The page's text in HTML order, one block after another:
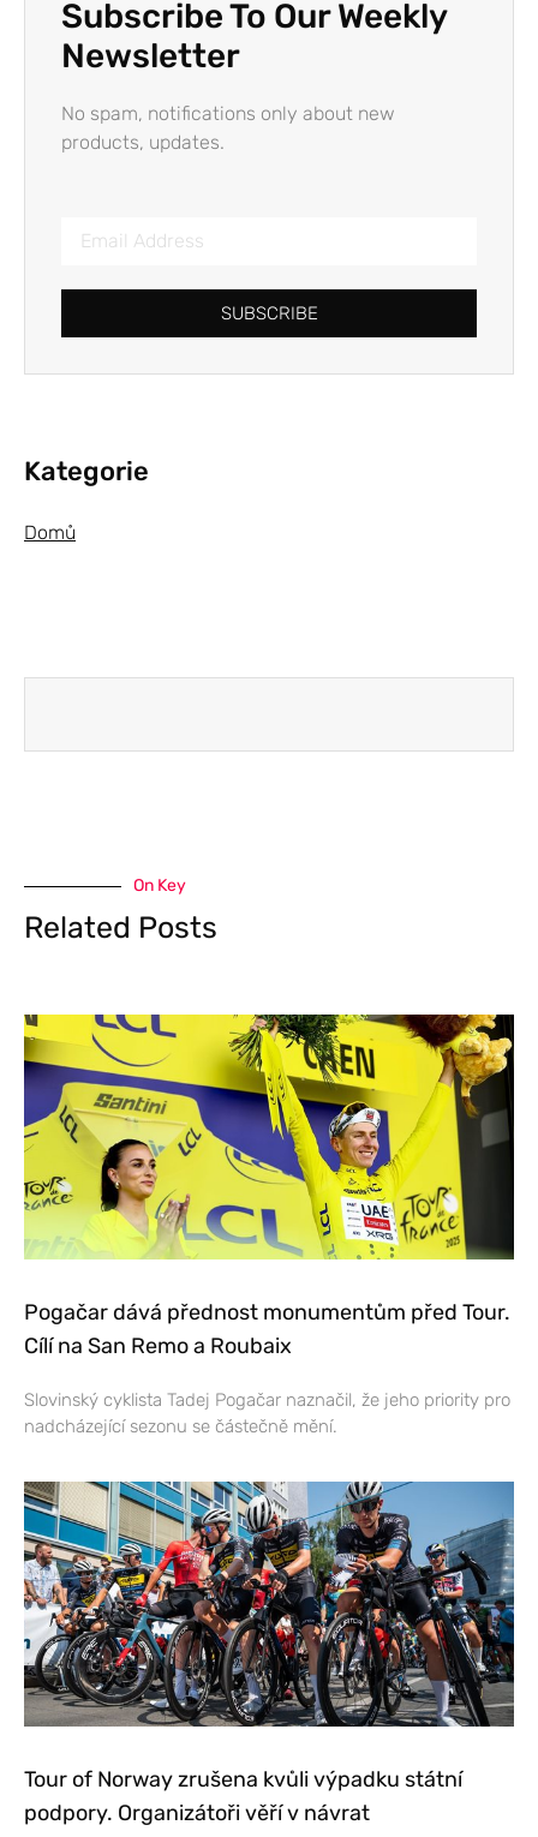
Subscribe To Our Weekly
Newsletter
No spam, notifications only about new
products, updates.
SUBSCRIBE
Kategorie
Domů
On Key
Related Posts
Pogačar dává přednost monumentům před Tour.
Cílí na San Remo a Roubaix
Slovinský cyklista Tadej Pogačar naznačil, že jeho priority pro
nadcházející sezonu se částečně mění.
Tour of Norway zrušena kvůli výpadku státní
podpory. Organizátoři věří v návrat